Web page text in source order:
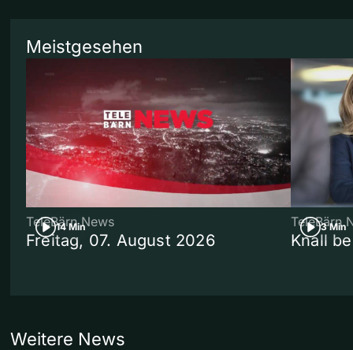
Meistgesehen
14 Min
TeleBärn News
Freitag, 07. August 2026
3 Min
TeleBärn
Knall
Weitere News